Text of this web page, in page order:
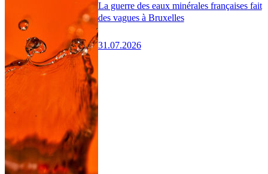
La guerre des eaux minérales françaises fait
des vagues à Bruxelles
31.07.2026